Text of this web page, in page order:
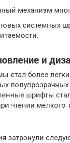
механизм
системных
и
стал более
шрифты
чтении мелкого
затронули